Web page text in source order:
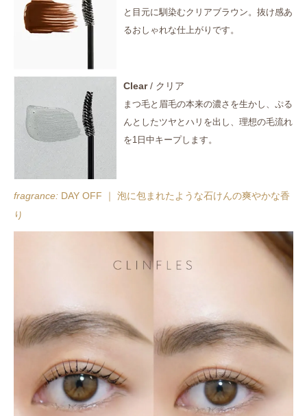
と目元に馴染むクリアブラウン。抜け感あ
るおしゃれな仕上がりです。
Clear/ クリア
まつ毛と眉毛の本来の濃さを生かし、ぷる
んとしたツヤとハリを出し、理想の毛流れ
を1日中キープします。
fragrance: DAY OFF ｜ 泡に包まれたような石けんの爽やかな香
り